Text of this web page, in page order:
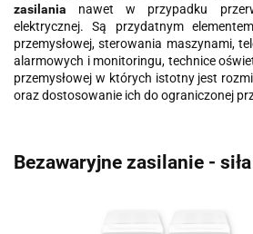
zasilania nawet w przypadku
elektrycznej. Są przydatnym
przemysłowej, sterowania maszynami,
alarmowych i monitoringu, technice
przemysłowej w których istotny jest
oraz dostosowanie ich do ograniczonej
Bezawaryjne zasilanie -